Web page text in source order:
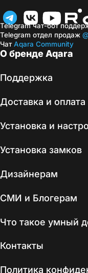
О бренде Aqara
Поддержка
Доставка и оплата
Установка и
Установка замков
Дизайнерам
СМИ и Блогерам
Что такое умный
Контакты
Политика
Telegram чат-бот
Telegram отдел продаж
ЧатAqara Community